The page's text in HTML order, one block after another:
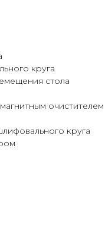
круга
стола
очистителем
круга